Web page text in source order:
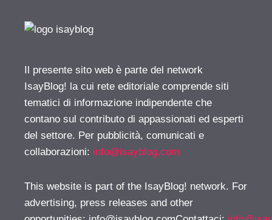
Il presente sito web è parte del network
IsayBlog! la cui rete editoriale comprende siti
tematici di informazione indipendente che
contano sul contributo di appassionati ed esperti
del settore. Per pubblicità, comunicati e
collaborazioni: info@isayblog.com
This website is part of the IsayBlog! network. For
advertising, press releases and other